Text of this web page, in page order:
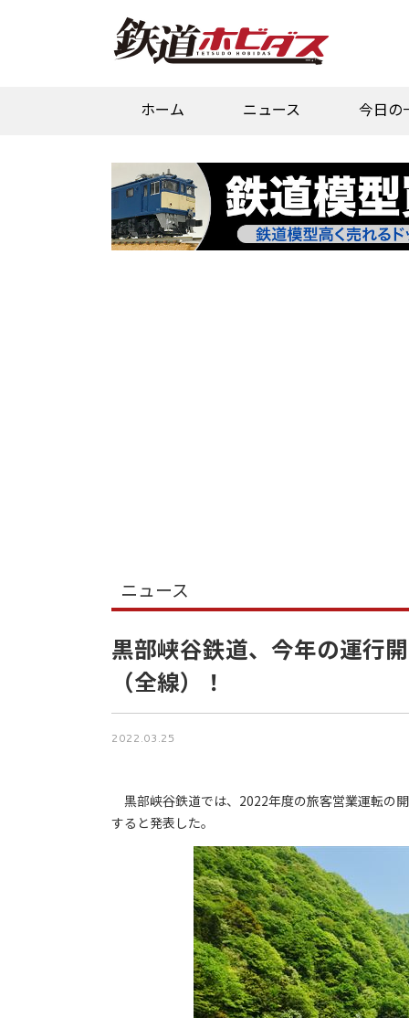
ホーム ニュース 今日の
ニュース
黒部峡谷鉄道、今年の運行
（全線）！
2022.03.25
黒部峡谷鉄道では、2022年度の旅客営業運転の
すると発表した。